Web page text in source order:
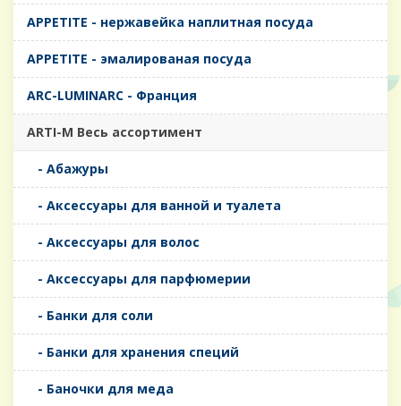
APPETITE - нержавейка наплитная посуда
APPETITE - эмалированая посуда
ARC-LUMINARC - Франция
ARTI-M Весь ассортимент
- Абажуры
- Аксессуары для ванной и туалета
- Аксессуары для волос
- Аксессуары для парфюмерии
- Банки для соли
- Банки для хранения специй
- Баночки для меда